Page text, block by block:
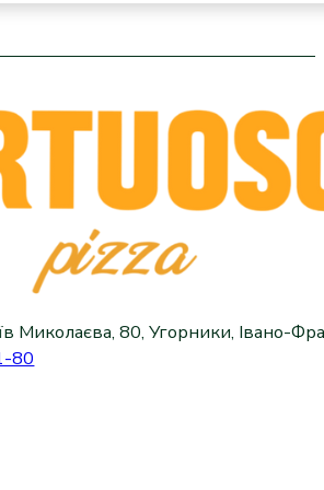
Миколаєва, 80, Угорники, Івано-
80